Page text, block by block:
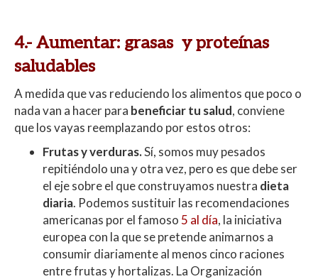
4.- Aumentar: grasas y proteínas
saludables
A medida que vas reduciendo los alimentos que poco o
nada van a hacer para beneficiar tu salud, conviene
que los vayas reemplazando por estos otros:
Frutas y verduras.Sí, somos muy pesados
repitiéndolo una y otra vez, pero es que debe ser
el eje sobre el que construyamos nuestra dieta
diaria. Podemos sustituir las recomendaciones
americanas por el famoso 5 al día, la iniciativa
europea con la que se pretende animarnos a
consumir diariamente al menos cinco raciones
entre frutas y hortalizas. La Organización